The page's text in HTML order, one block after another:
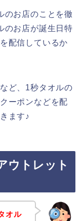
のお店のことを徹
のお店が誕生日特
配信しているか
ど、1秒タオルの
ーポンなどを配
ます♪
ウトレット
オル